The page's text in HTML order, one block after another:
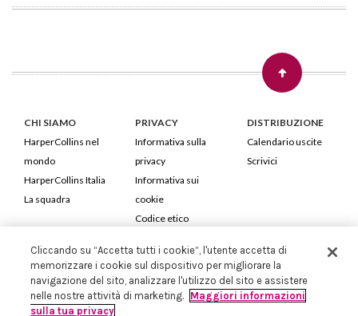
CHI SIAMO
HarperCollins nel
mondo
HarperCollins Italia
La squadra
PRIVACY
Informativa sulla
privacy
Informativa sui
cookie
Codice etico
DISTRIBUZIONE
Calendario uscite
Scrivici
HarperCollins Italia S.p.A. Viale Monte Nero, 84 - 20135 Milano
Cod. Fiscale e P.IVA 05946780151 - Capitale Sociale 258.250 €
Iscritta in Milano al Registro delle imprese nr.198004 e REA nr.1051898
Cliccando su “Accetta tutti i cookie”, l'utente accetta di
memorizzare i cookie sul dispositivo per migliorare la
navigazione del sito, analizzare l'utilizzo del sito e assistere
nelle nostre attività di marketing. Maggiori informazioni
sulla tua privacy